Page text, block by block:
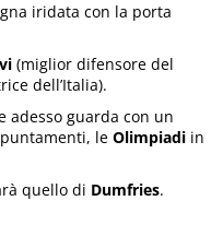
iridata con la porta
(miglior difensore del
dell’Italia).
adesso guarda con un
le Olimpiadi in
quello di Dumfries.